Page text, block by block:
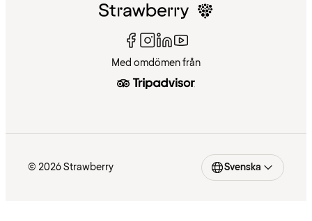
Med omdömen från
© 2026 Strawberry Svenska